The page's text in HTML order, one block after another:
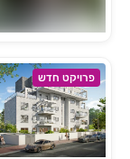
פרויקט חדש